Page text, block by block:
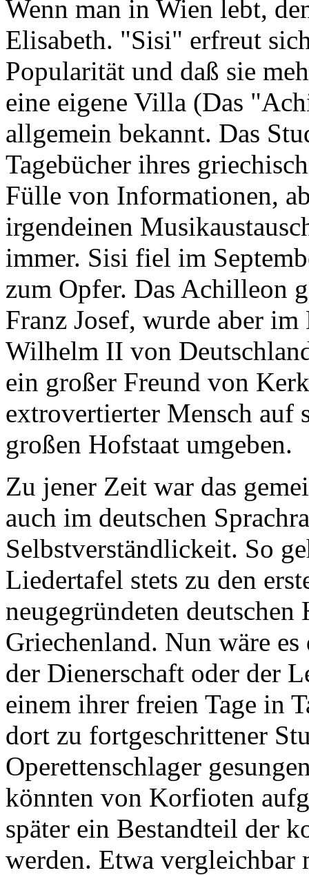
Wenn man in Wien lebt,
Elisabeth. "Sisi" erfreut
Popularität und daß sie
eine eigene Villa (Das
allgemein bekannt. Das
Tagebücher ihres
Fülle von Informationen,
irgendeinen
immer. Sisi fiel im
zum Opfer. Das Achilleon
Franz Josef, wurde aber
Wilhelm II von
ein großer Freund von
extrovertierter Mensch auf
großen Hofstaat umgeben.
Zu jener Zeit war das
auch im deutschen
Selbstverständlickeit. So
Liedertafel stets zu den
neugegründeten
Griechenland. Nun wäre
der Dienerschaft oder der
einem ihrer freien Tage in
dort zu fortgeschrittener
Operettenschlager
könnten von Korfioten
später ein Bestandteil der
werden. Etwa